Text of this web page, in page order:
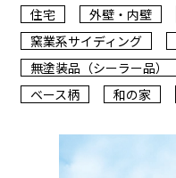
住宅
外壁・内壁
窯業系サイディング
無塗装品（シーラー品）
ベース柄
和の家